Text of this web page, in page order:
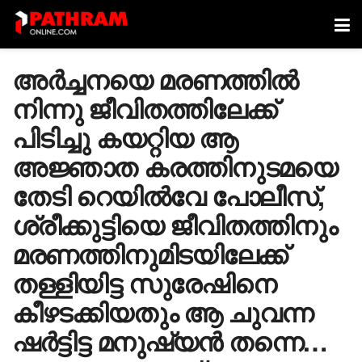
അർച്ചനയെ മരണത്തിൽ
നിന്നു ജീവിതത്തിലേക്ക്
പിടിച്ചു കയറ്റിയ ആ
അജ്ഞാത കരത്തിനുടമയെ
തേടി റെയിൽവേ പോലീസ്,
ശ്രീക്കുട്ടിയെ ജീവിതത്തിനും
മരണത്തിനുമിടയിലേക്ക്
തള്ളിയിട്ട സുരേഷിനെ
കീഴടക്കിയതും ആ ചുവന്ന
ഷർട്ടിട്ട മനുഷ്യൻ തന്നെ…